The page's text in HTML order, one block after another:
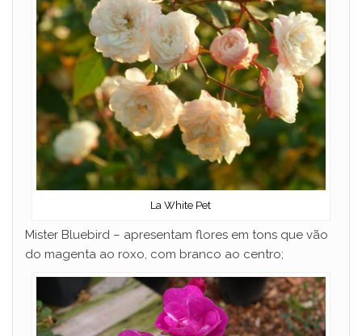
La White Pet
Mister Bluebird – apresentam flores em tons que vão
do magenta ao roxo, com branco ao centro;